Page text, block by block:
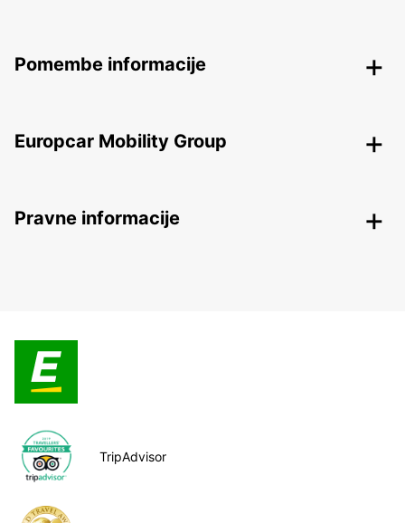
Pomembe informacije
Europcar Mobility Group
Pravne informacije
TripAdvisor